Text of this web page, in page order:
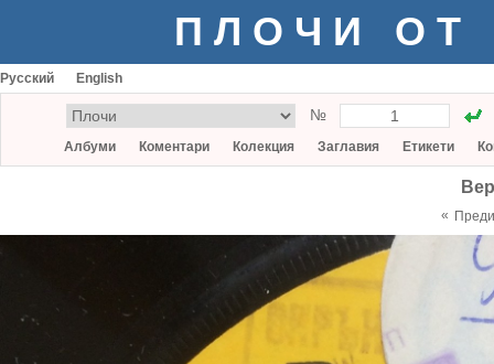
ПЛОЧИ ОТ
Русский English
№
Албуми Коментари Колекция Заглавия Етикети
«